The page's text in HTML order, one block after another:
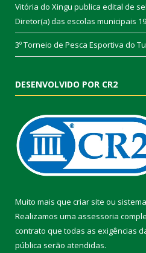
Vitória do Xingu publica edital de
Diretor(a) das escolas municipais
3º Torneio de Pesca Esportiva do
DESENVOLVIDO POR CR2
Muito mais que criar site ou
Realizamos uma assessoria
contrato que todas as exigências
pública serão atendidas.